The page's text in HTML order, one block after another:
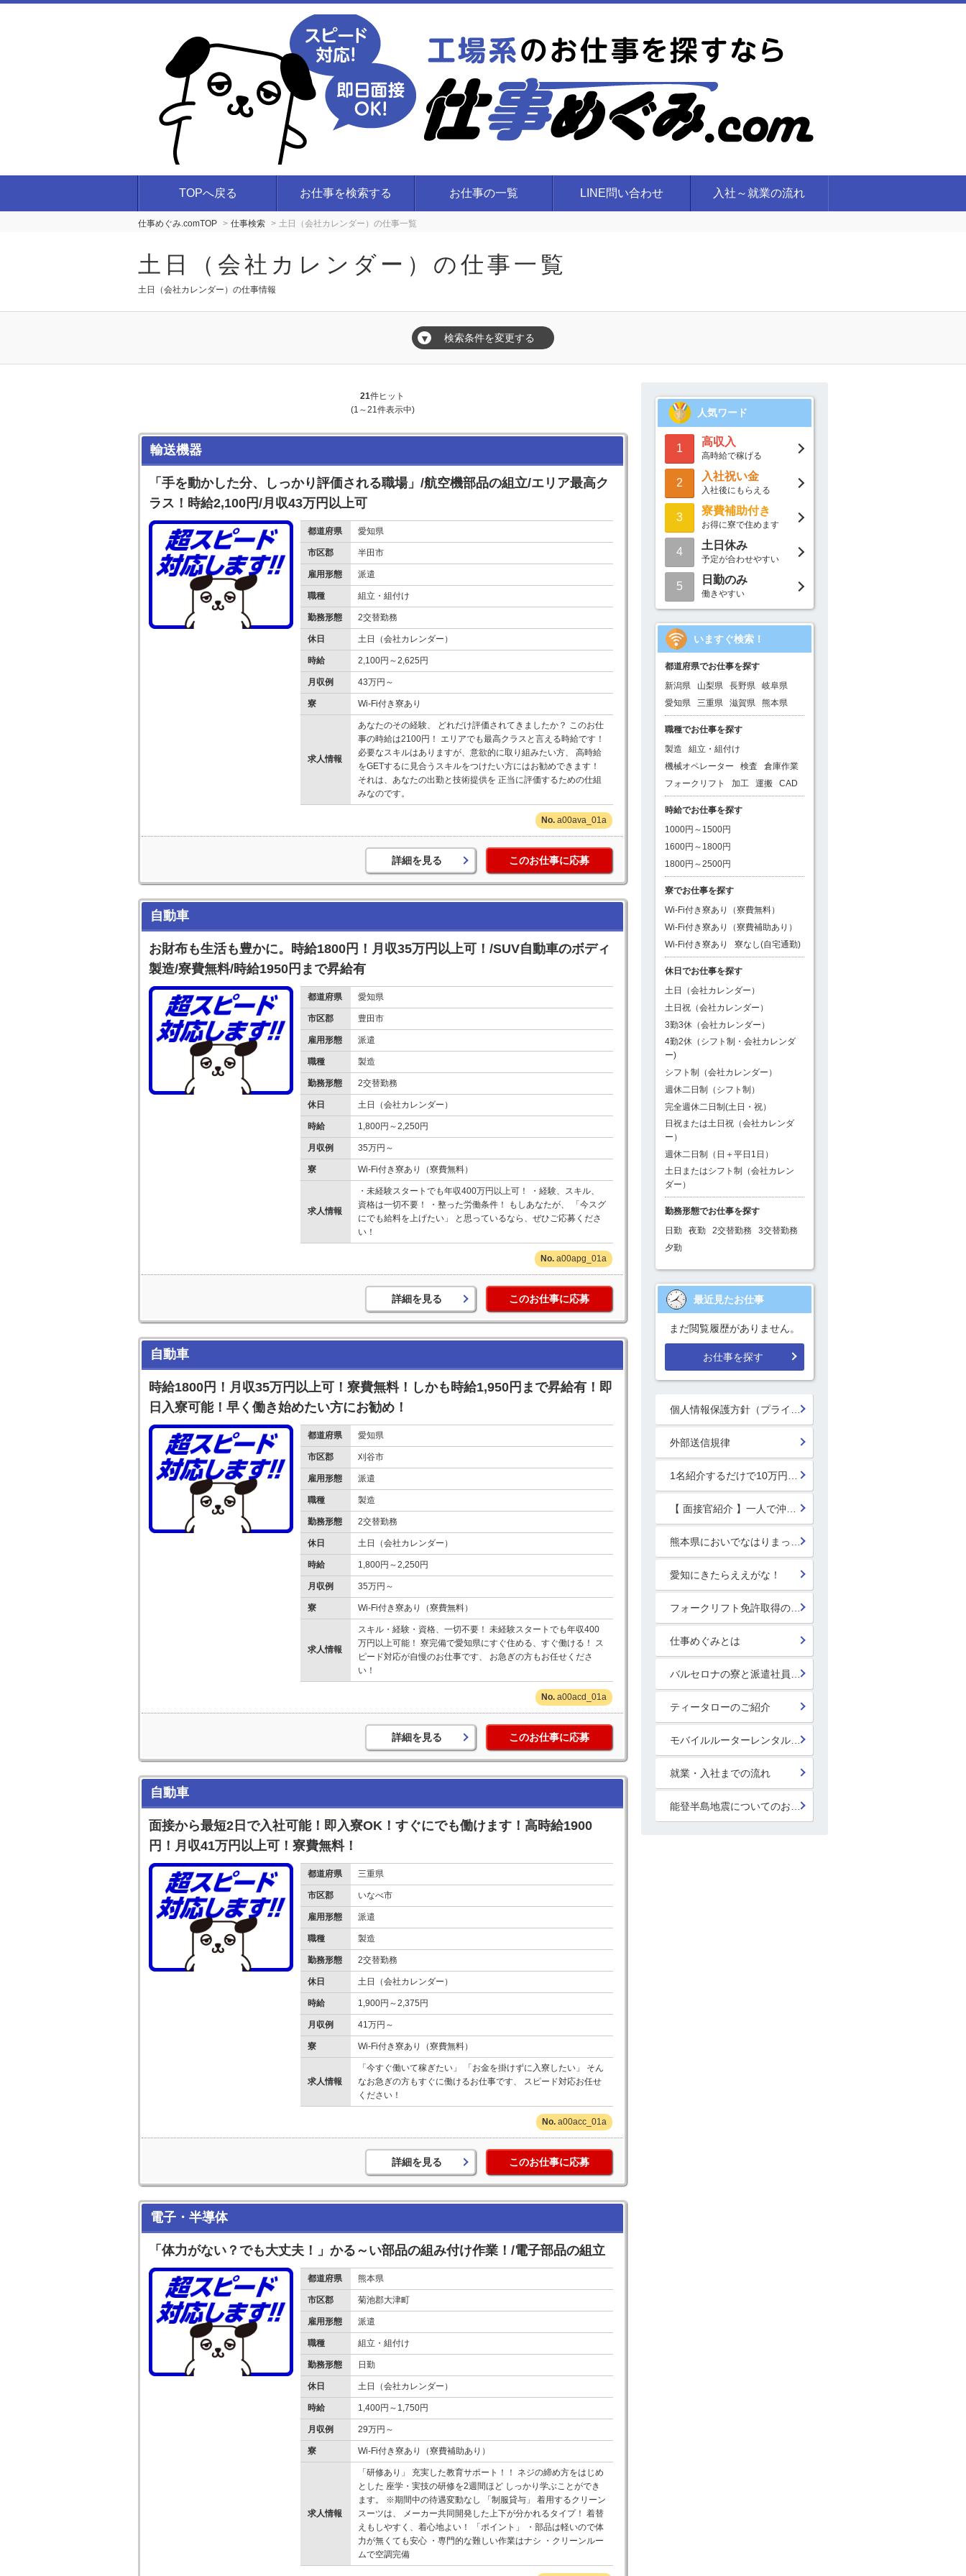
TOPへ戻る お仕事を検索する お仕事の一覧 LINE問い合わせ 入社～就業の流れ
仕事めぐみ.comTOP 仕事検索 土日（会社カレンダー）の仕事一覧
土日（会社カレンダー）の仕事一覧
土日（会社カレンダー）の仕事情報
▼ 検索条件を変更する
21件ヒット
(1～21件表示中)
輸送機器
「手を動かした分、しっかり評価される職場」/航空機部品の組立/エリア最高ク
ラス！時給2,100円/月収43万円以上可
都道府県 愛知県
市区郡 半田市
雇用形態 派遣
職種 組立・組付け
勤務形態 2交替勤務
休日 土日（会社カレンダー）
時給 2,100円～2,625円
月収例 43万円～
寮 Wi-Fi付き寮あり
求人情報
あなたのその経験、 どれだけ評価されてきましたか？ このお仕
事の時給は2100円！ エリアでも最高クラスと言える時給です！
必要なスキルはありますが、意欲的に取り組みたい方、 高時給
をGETするに見合うスキルをつけたい方にはお勧めできます！
それは、あなたの出勤と技術提供を 正当に評価するための仕組
みなのです。
a00ava_01a
詳細を見る このお仕事に応募
自動車
お財布も生活も豊かに。時給1800円！月収35万円以上可！/SUV自動車のボディ
製造/寮費無料/時給1950円まで昇給有
都道府県 愛知県
市区郡 豊田市
雇用形態 派遣
職種 製造
勤務形態 2交替勤務
休日 土日（会社カレンダー）
時給 1,800円～2,250円
月収例 35万円～
寮 Wi-Fi付き寮あり（寮費無料）
求人情報
・未経験スタートでも年収400万円以上可！ ・経験、スキル、
資格は一切不要！ ・整った労働条件！ もしあなたが、 「今スグ
にでも給料を上げたい」 と思っているなら、ぜひご応募くださ
い！
a00apg_01a
詳細を見る このお仕事に応募
自動車
時給1800円！月収35万円以上可！寮費無料！しかも時給1,950円まで昇給有！即
日入寮可能！早く働き始めたい方にお勧め！
都道府県 愛知県
市区郡 刈谷市
雇用形態 派遣
職種 製造
勤務形態 2交替勤務
休日 土日（会社カレンダー）
時給 1,800円～2,250円
月収例 35万円～
寮 Wi-Fi付き寮あり（寮費無料）
求人情報
スキル・経験・資格、一切不要！ 未経験スタートでも年収400
万円以上可能！ 寮完備で愛知県にすぐ住める、すぐ働ける！ ス
ピード対応が自慢のお仕事です、 お急ぎの方もお任せくださ
い！
a00acd_01a
詳細を見る このお仕事に応募
自動車
面接から最短2日で入社可能！即入寮OK！すぐにでも働けます！高時給1900
円！月収41万円以上可！寮費無料！
都道府県 三重県
市区郡 いなべ市
雇用形態 派遣
職種 製造
勤務形態 2交替勤務
休日 土日（会社カレンダー）
時給 1,900円～2,375円
月収例 41万円～
寮 Wi-Fi付き寮あり（寮費無料）
求人情報
「今すぐ働いて稼ぎたい」 「お金を掛けずに入寮したい」 そん
なお急ぎの方もすぐに働けるお仕事です、 スピード対応お任せ
ください！
a00acc_01a
詳細を見る このお仕事に応募
電子・半導体
「体力がない？でも大丈夫！」かる～い部品の組み付け作業！/電子部品の組立
都道府県 熊本県
市区郡 菊池郡大津町
雇用形態 派遣
職種 組立・組付け
勤務形態 日勤
休日 土日（会社カレンダー）
時給 1,400円～1,750円
月収例 29万円～
寮 Wi-Fi付き寮あり（寮費補助あり）
求人情報
「研修あり」 充実した教育サポート！！ ネジの締め方をはじめ
とした 座学・実技の研修を2週間ほど しっかり学ぶことができ
ます。 ※期間中の待遇変動なし 「制服貸与」 着用するクリーン
スーツは、 メーカー共同開発した上下が分かれるタイプ！ 着替
えもしやすく、着心地よい！ 「ポイント」 ・部品は軽いので体
力が無くても安心 ・専門的な難しい作業はナシ ・クリーンルー
ムで空調完備
人気ワード
1
高収入
高時給で稼げる
2
入社祝い金
入社後にもらえる
3
寮費補助付き
お得に寮で住めます
4
土日休み
予定が合わせやすい
5
日勤のみ
働きやすい
いますぐ検索！
都道府県でお仕事を探す
新潟県
山梨県 長野県
岐阜県
愛知県
三重県 滋賀県 熊本県
職種でお仕事を探す
製造
組立・組付け
機械オペレーター
検査
倉庫作業
フォークリフト
加工 運搬 CAD
時給でお仕事を探す
1000円～1500円
1600円～1800円
1800円～2500円
寮でお仕事を探す
Wi-Fi付き寮あり（寮費無料）
Wi-Fi付き寮あり（寮費補助あり）
Wi-Fi付き寮あり
寮なし(自宅通勤)
休日でお仕事を探す
土日（会社カレンダー）
土日祝（会社カレンダー）
3勤3休（会社カレンダー）
4勤2休（シフト制・会社カレンダ
ー)
シフト制（会社カレンダー）
週休二日制（シフト制）
完全週休二日制(土日・祝）
日祝または土日祝（会社カレンダ
ー）
週休二日制（日＋平日1日）
土日またはシフト制（会社カレン
ダー）
勤務形態でお仕事を探す
日勤
夜勤 2交替勤務
3交替勤務
夕勤
最近見たお仕事
まだ閲覧履歴がありません。
お仕事を探す
個人情報保護方針（プライバシーポリシー）
外部送信規律
熊本県においでなはりまっせ!
愛知にきたらええがな！
フォークリフト免許取得のススメ！
仕事めぐみとは
バルセロナの寮と派遣社員の寮
ティータローのご紹介
モバイルルーターレンタル開始！
就業・入社までの流れ
能登半島地震についてのお見舞い